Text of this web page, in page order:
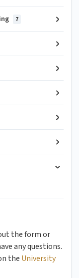
7
the form or
any questions.
the University